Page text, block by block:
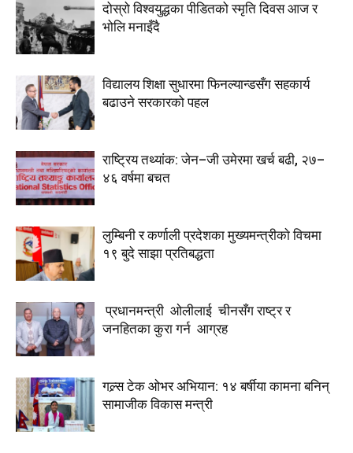
दोस्रो विश्वयुद्धका पीडितको स्मृति दिवस आज र
भोलि मनाइँदै
विद्यालय शिक्षा सुधारमा फिनल्यान्डसँग सहकार्य
बढाउने सरकारको पहल
राष्ट्रिय तथ्यांक: जेन–जी उमेरमा खर्च बढी, २७–
४६ वर्षमा बचत
लुम्बिनी र कर्णाली प्रदेशका मुख्यमन्त्रीकाे विचमा
१९ बुदे साझा प्रतिबद्धता
प्रधानमन्त्री ओलीलाई चीनसँग राष्ट्र र
जनहितका कुरा गर्न आग्रह
गल्र्स टेक ओभर अभियान: १४ बर्षीया कामना बनिन्
सामाजीक विकास मन्त्री